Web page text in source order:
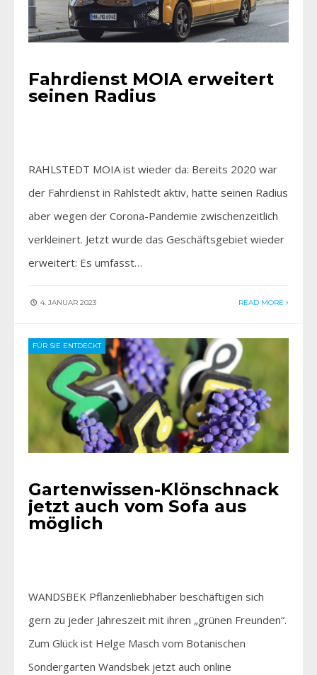
Fahrdienst MOIA erweitert
seinen Radius
RAHLSTEDT MOIA ist wieder da: Bereits 2020 war
der Fahrdienst in Rahlstedt aktiv, hatte seinen Radius
aber wegen der Corona-Pandemie zwischenzeitlich
verkleinert. Jetzt wurde das Geschäftsgebiet wieder
erweitert: Es umfasst…
4. JANUAR 2023 READ MORE
FÜR SIE ENTDECKT
Gartenwissen-Klönschnack
jetzt auch vom Sofa aus
möglich
WANDSBEK Pflanzenliebhaber beschäftigen sich
gern zu jeder Jahreszeit mit ihren „grünen Freunden“.
Zum Glück ist Helge Masch vom Botanischen
Sondergarten Wandsbek jetzt auch online